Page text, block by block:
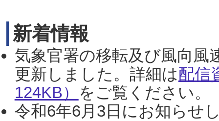
新着情報
気象官署の移転及び風向風
更新しました。詳細は配信
124KB） をご覧ください。
令和6年6月3日にお知らせ